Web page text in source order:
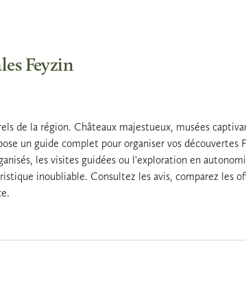
Feyzin
de la région. Châteaux majestueux, musées
un guide complet pour organiser vos découvertes
les visites guidées ou l'exploration en
inoubliable. Consultez les avis, comparez les